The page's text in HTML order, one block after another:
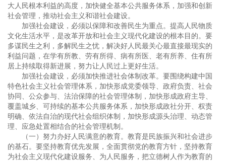
大人民根本利益的高度，加快健全基本公共服务体系，加强和创新
社会管理，推动社会主义和谐社会建设。
加强社会建设，必须以保障和改善民生为重点。提高人民物质
文化生活水平，是改革开放和社会主义现代化建设的根本目的。要
多谋民生之利，多解民生之忧，解决好人民最关心最直接最现实的
利益问题，在学有所教、劳有所得、病有所医、老有所养、住有所
居上持续取得新进展，努力让人民过上更好生活。
加强社会建设，必须加快推进社会体制改革。要围绕构建中国
特色社会主义社会管理体系，加快形成党委领导、政府负责、社会
协同、公众参与、法治保障的社会管理体制，加快形成政府主导、
覆盖城乡、可持续的基本公共服务体系，加快形成政社分开、权责
明确、依法自治的现代社会组织体制，加快形成源头治理、动态管
理、应急处置相结合的社会管理机制。
（一）努力办好人民满意的教育。教育是民族振兴和社会进步
的基石。要坚持教育优先发展，全面贯彻党的教育方针，坚持教育
为社会主义现代化建设服务、为人民服务，把立德树人作为教育的